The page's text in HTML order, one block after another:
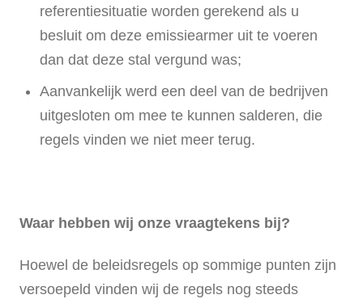
referentiesituatie worden gerekend als u
besluit om deze emissiearmer uit te voeren
dan dat deze stal vergund was;
Aanvankelijk werd een deel van de bedrijven
uitgesloten om mee te kunnen salderen, die
regels vinden we niet meer terug.
Waar hebben wij onze vraagtekens bij?
Hoewel de beleidsregels op sommige punten zijn
versoepeld vinden wij de regels nog steeds